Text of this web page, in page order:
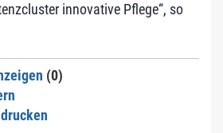
innovative Pflege“, so
(0)